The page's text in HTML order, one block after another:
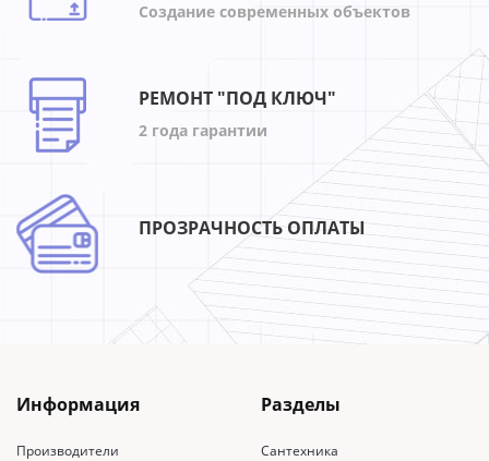
Создание современных объектов
РЕМОНТ "ПОД КЛЮЧ"
2 года гарантии
ПРОЗРАЧНОСТЬ ОПЛАТЫ
Информация
Производители
Разделы
Сантехника